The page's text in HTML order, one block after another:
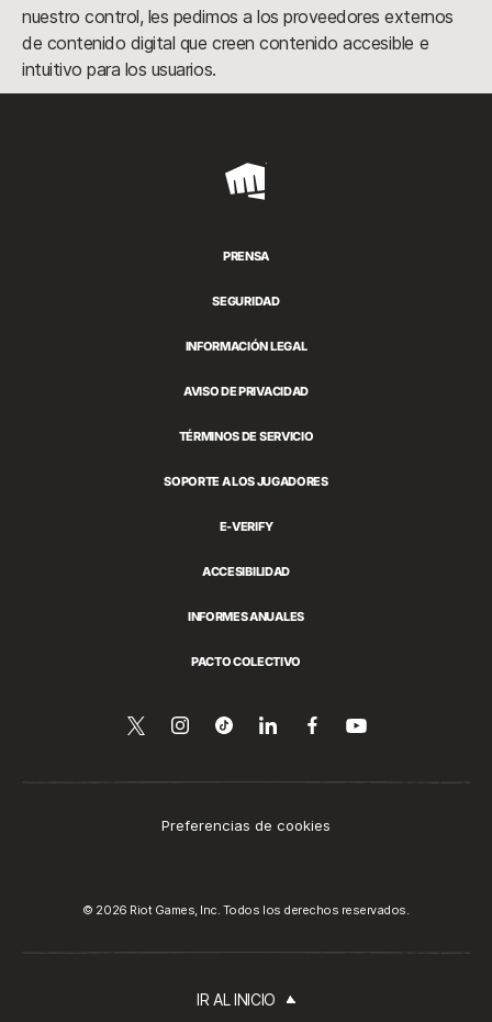
nuestro control, les pedimos a los proveedores externos
de contenido digital que creen contenido accesible e
intuitivo para los usuarios.
Riot
PRENSA
SEGURIDAD
INFORMACIÓN LEGAL
AVISO DE PRIVACIDAD
TÉRMINOS DE SERVICIO
SOPORTE A LOS JUGADORES
E-VERIFY
ACCESIBILIDAD
INFORMES ANUALES
PACTO COLECTIVO
SíguenosFollow
Follow
CompartirSíguenos
Ver
Preferencias de cookies
© 2026 Riot Games, Inc. Todos los derechos reservados.
IR AL INICIO